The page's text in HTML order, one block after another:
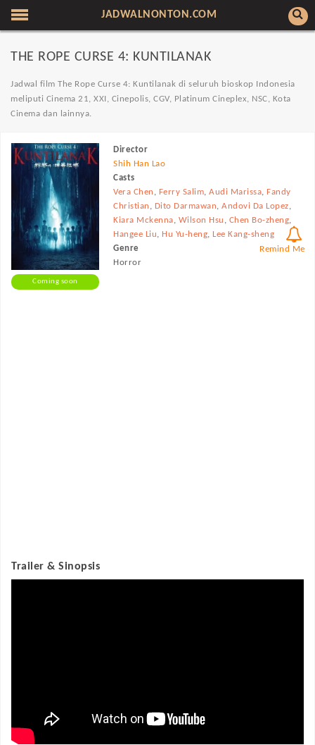
JADWALNONTON.COM
THE ROPE CURSE 4: KUNTILANAK
Jadwal film The Rope Curse 4: Kuntilanak di seluruh bioskop Indonesia
meliputi Cinema 21, XXI, Cinepolis, CGV, Platinum Cineplex, NSC, Kota
Cinema dan lainnya.
Coming soon
Director
Shih Han Lao
Casts
Vera Chen , Ferry Salim,Audi Marissa, Fandy
Christian , Dito Darmawan,Andovi Da Lopez,
Kiara Mckenna, Wilson Hsu , Chen Bo-zheng,
Hangee Liu, Hu Yu-heng, Lee Kang-sheng
Genre
Horror
Remind Me
Trailer & Sinopsis